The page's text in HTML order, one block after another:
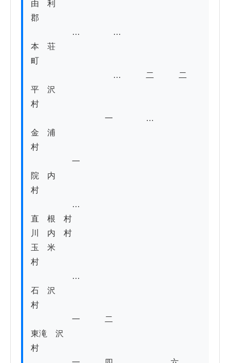
由　利
郡
…　　　　…
本　荘
町
…　　　二　　　二
平　沢
村
一　　　　…
金　浦
村
一
院　内
村
…
直　根　村
川　内　村
玉　米
村
…
石　沢
村
一　　　二
東滝　沢
村